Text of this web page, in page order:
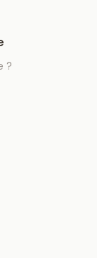
?